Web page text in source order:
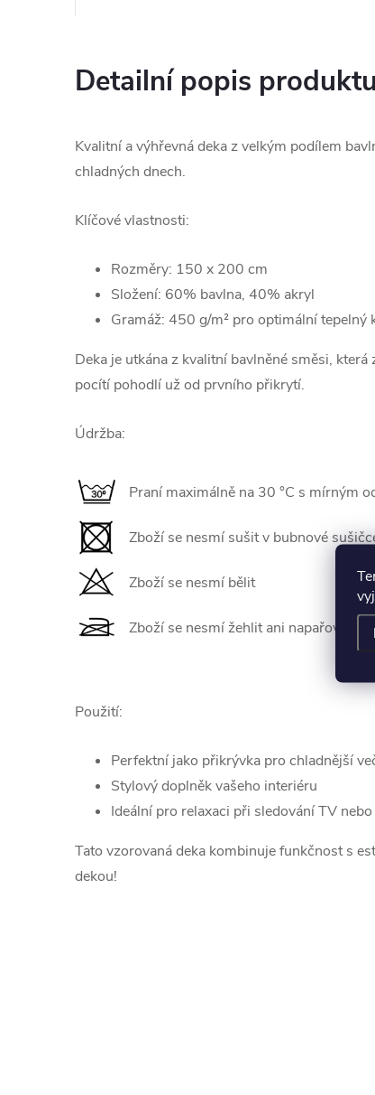
Detailní popis produktu
Kvalitní a výhřevná deka z velkým podílem
chladných dnech.
Klíčové vlastnosti:
Rozměry: 150 x 200 cm
Složení: 60% bavlna, 40% akryl
Gramáž: 450 g/m² pro optimální tepelný
Deka je utkána z kvalitní bavlněné směsi,
pocítí pohodlí už od prvního přikrytí.
Údržba:
Praní maximálně na 30 °C s mírným
Zboží se nesmí sušit v bubnové
Zboží se nesmí bělit
Zboží se nesmí žehlit ani napařovat
Použití:
Perfektní jako přikrývka pro chladnější
Stylový doplněk vašeho interiéru
Ideální pro relaxaci při sledování TV
Tato vzorovaná deka kombinuje funkčnost s
dekou!